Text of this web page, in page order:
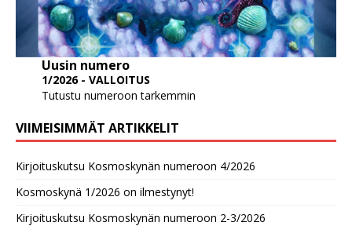
Uusin numero
1/2026 - VALLOITUS
Tutustu numeroon tarkemmin
VIIMEISIMMÄT ARTIKKELIT
Kirjoituskutsu Kosmoskynän numeroon 4/2026
Kosmoskynä 1/2026 on ilmestynyt!
Kirjoituskutsu Kosmoskynän numeroon 2-3/2026